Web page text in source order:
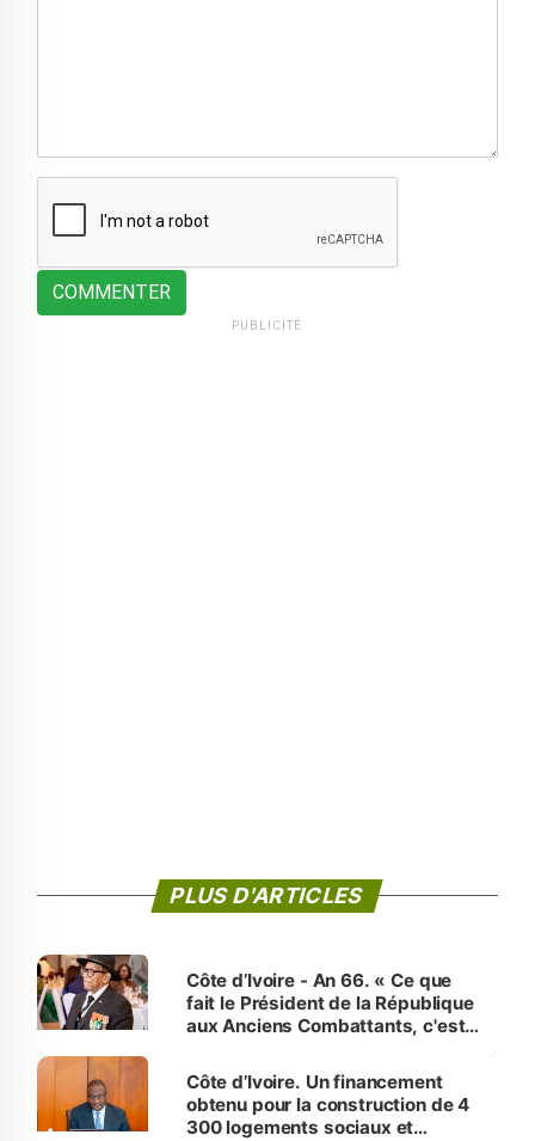
COMMENTER
PUBLICITÉ
PLUS D'ARTICLES
Côte d’Ivoire - An 66. « Ce que
fait le Président de la République
aux Anciens Combattants, c'est
Côte d’Ivoire. Un financement
obtenu pour la construction de 4
300 logements sociaux et